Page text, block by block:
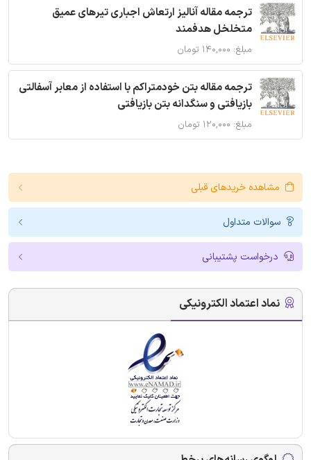
ترجمه مقاله آنالیز ارتعاش اجباری تیرهای عمیق
متخلخل هدفمند
مبلغ: ۱۴۰,۰۰۰ تومان
ترجمه مقاله بتن خودمتراکم با استفاده از معابر آسفالتی
بازیافتی و سنگدانه بتن بازیافتی
مبلغ: ۱۲۰,۰۰۰ تومان
مشاهده خریدهای قبلی
سوالات متداول
درخواست پشتیبانی
نماد اعتماد الکترونیکی